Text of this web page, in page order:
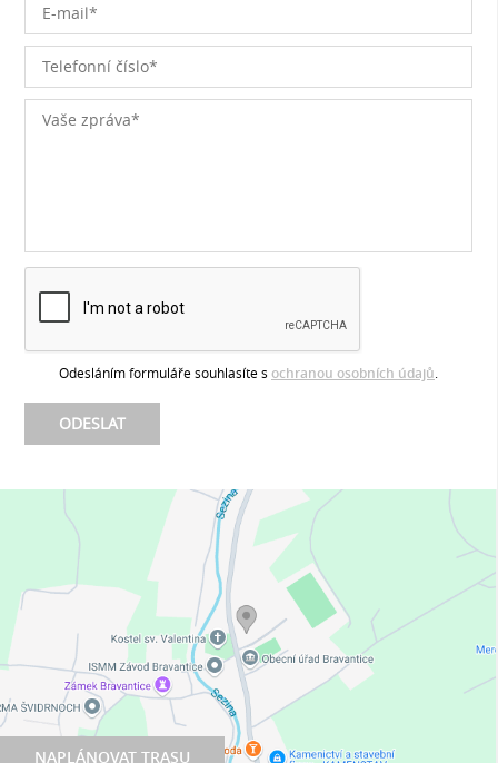
NAPLÁNOVAT TRASU
Odesláním formuláře souhlasíte s ochranou osobních údajů